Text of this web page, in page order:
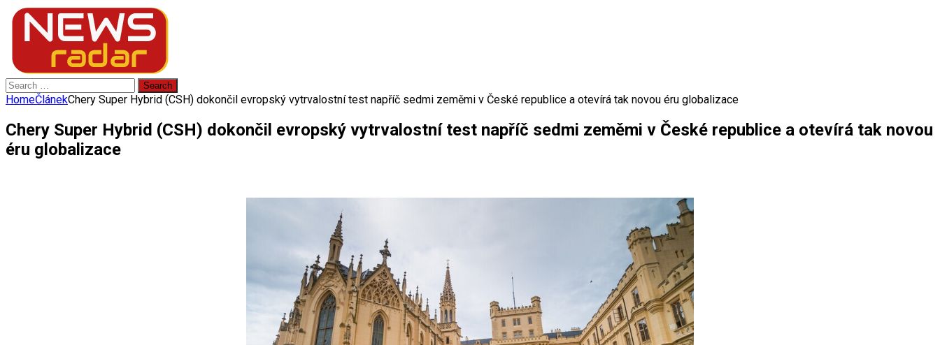
Search
for:
HomeČlánekChery Super Hybrid (CSH) dokončil evropský vytrvalostní test napříč sedmi zeměmi v České republice a otevírá tak novou éru globalizace
Chery Super Hybrid (CSH) dokončil evropský vytrvalostní test napříč sedmi zeměmi v České republice a otevírá tak novou
éru globalizace